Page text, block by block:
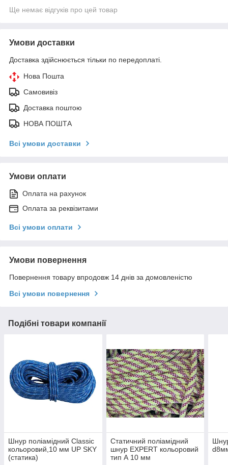
Ще немає відгуків про цей товар
Умови доставки
Доставка здійснюється тільки по передоплаті.
Нова Пошта
Самовивіз
Доставка поштою
НОВА ПОШТА
Всі умови доставки
Умови оплати
Оплата на рахунок
Оплата за реквізитами
Всі умови оплати
Умови повернення
Повернення товару впродовж 14 днів за домовленістю
Всі умови повернення
Подібні товари компанії
Шнур поліамідний Classic
кольоровий,10 мм UP SKY
(статика)
Статичний поліамідний
шнур EXPERT кольоровий
тип А 10 мм